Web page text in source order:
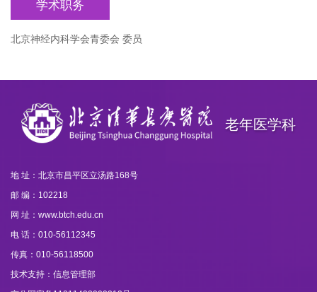
学术职务
北京神经内科学会青委会 委员
老年医学科
地 址：北京市昌平区立汤路168号
邮 编：102218
网 址：www.btch.edu.cn
电 话：010-56112345
传真：010-56118500
技术支持：信息管理部